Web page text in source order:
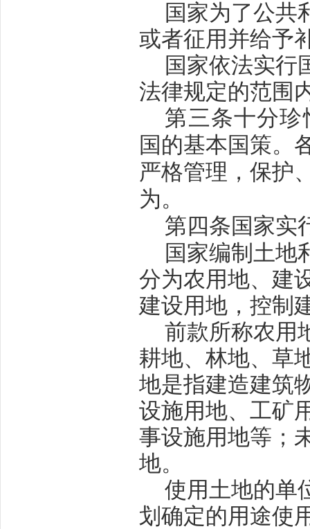
国家为了公共
或者征用并给予
国家依法实行
法律规定的范围
第三条十分珍
国的基本国策。
严格管理，保护
为。
第四条 国家实
国家编制土地
分为农用地、建
建设用地，控制
前款所称农用
耕地、林地、草
地是指建造建筑
设施用地、工矿
事设施用地等；
地。
使用土地的单
划确定的用途使